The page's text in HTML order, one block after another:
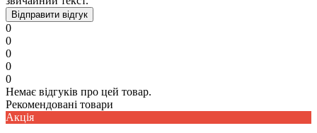
Відправити відгук
0
0
0
0
0
Немає відгуків про цей товар.
Рекомендовані товари
Акцiя